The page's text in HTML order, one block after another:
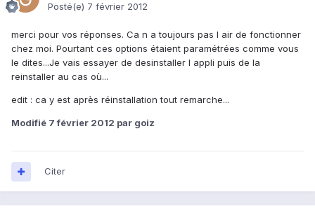
Posté(e) 7 février 2012
merci pour vos réponses. Ca n a toujours pas l air de fonctionner
chez moi. Pourtant ces options étaient paramétrées comme vous
le dites...Je vais essayer de desinstaller l appli puis de la
reinstaller au cas où...
edit : ca y est après réinstallation tout remarche...
Modifié 7 février 2012 par goiz
Citer